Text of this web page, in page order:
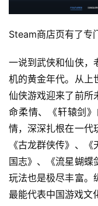
Steam商店页有了专
一说到武侠和仙侠，
机的黄金年代。从上
仙侠游戏迎来了前所
命柔情、《轩辕剑
情，深深扎根在一代
《古龙群侠传》、
国志》、《流星蝴蝶
玩法也是极尽丰富。
最能代表中国游戏文